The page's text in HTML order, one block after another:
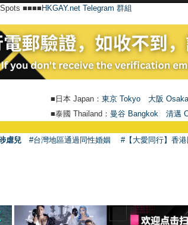
■■■■ HKGAY.net Telegram 群組
■日本 Japan： 東京 Tokyo 大阪 Osaka
■泰國 Thailand： 曼谷 Bangkok
清邁
虐兒 #台灣地區通過同性婚姻 #【大愛同行】香